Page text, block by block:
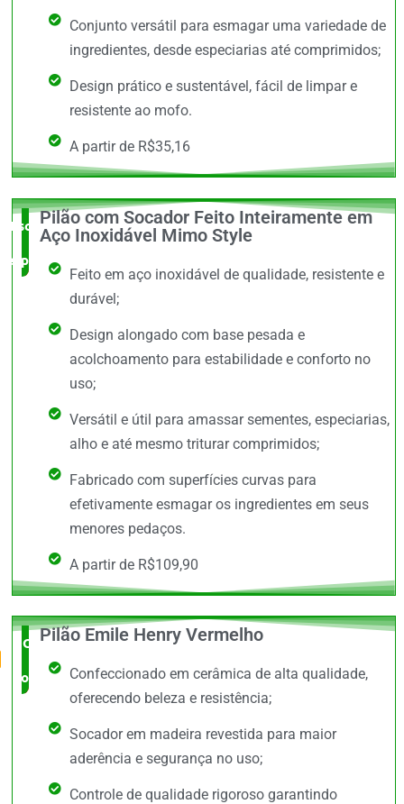
Conjunto versátil para esmagar uma variedade de
ingredientes, desde especiarias até comprimidos;
Design prático e sustentável, fácil de limpar e
resistente ao mofo.
A partir de R$35,16
Escolha do
especialista
Pilão com Socador Feito Inteiramente em
Aço Inoxidável Mimo Style
Feito em aço inoxidável de qualidade, resistente e
durável;
Design alongado com base pesada e
acolchoamento para estabilidade e conforto no
uso;
Versátil e útil para amassar sementes, especiarias,
alho e até mesmo triturar comprimidos;
Fabricado com superfícies curvas para
efetivamente esmagar os ingredientes em seus
menores pedaços.
A partir de R$109,90
O Mais
completo
Pilão Emile Henry Vermelho
Confeccionado em cerâmica de alta qualidade,
oferecendo beleza e resistência;
Socador em madeira revestida para maior
aderência e segurança no uso;
Controle de qualidade rigoroso garantindo